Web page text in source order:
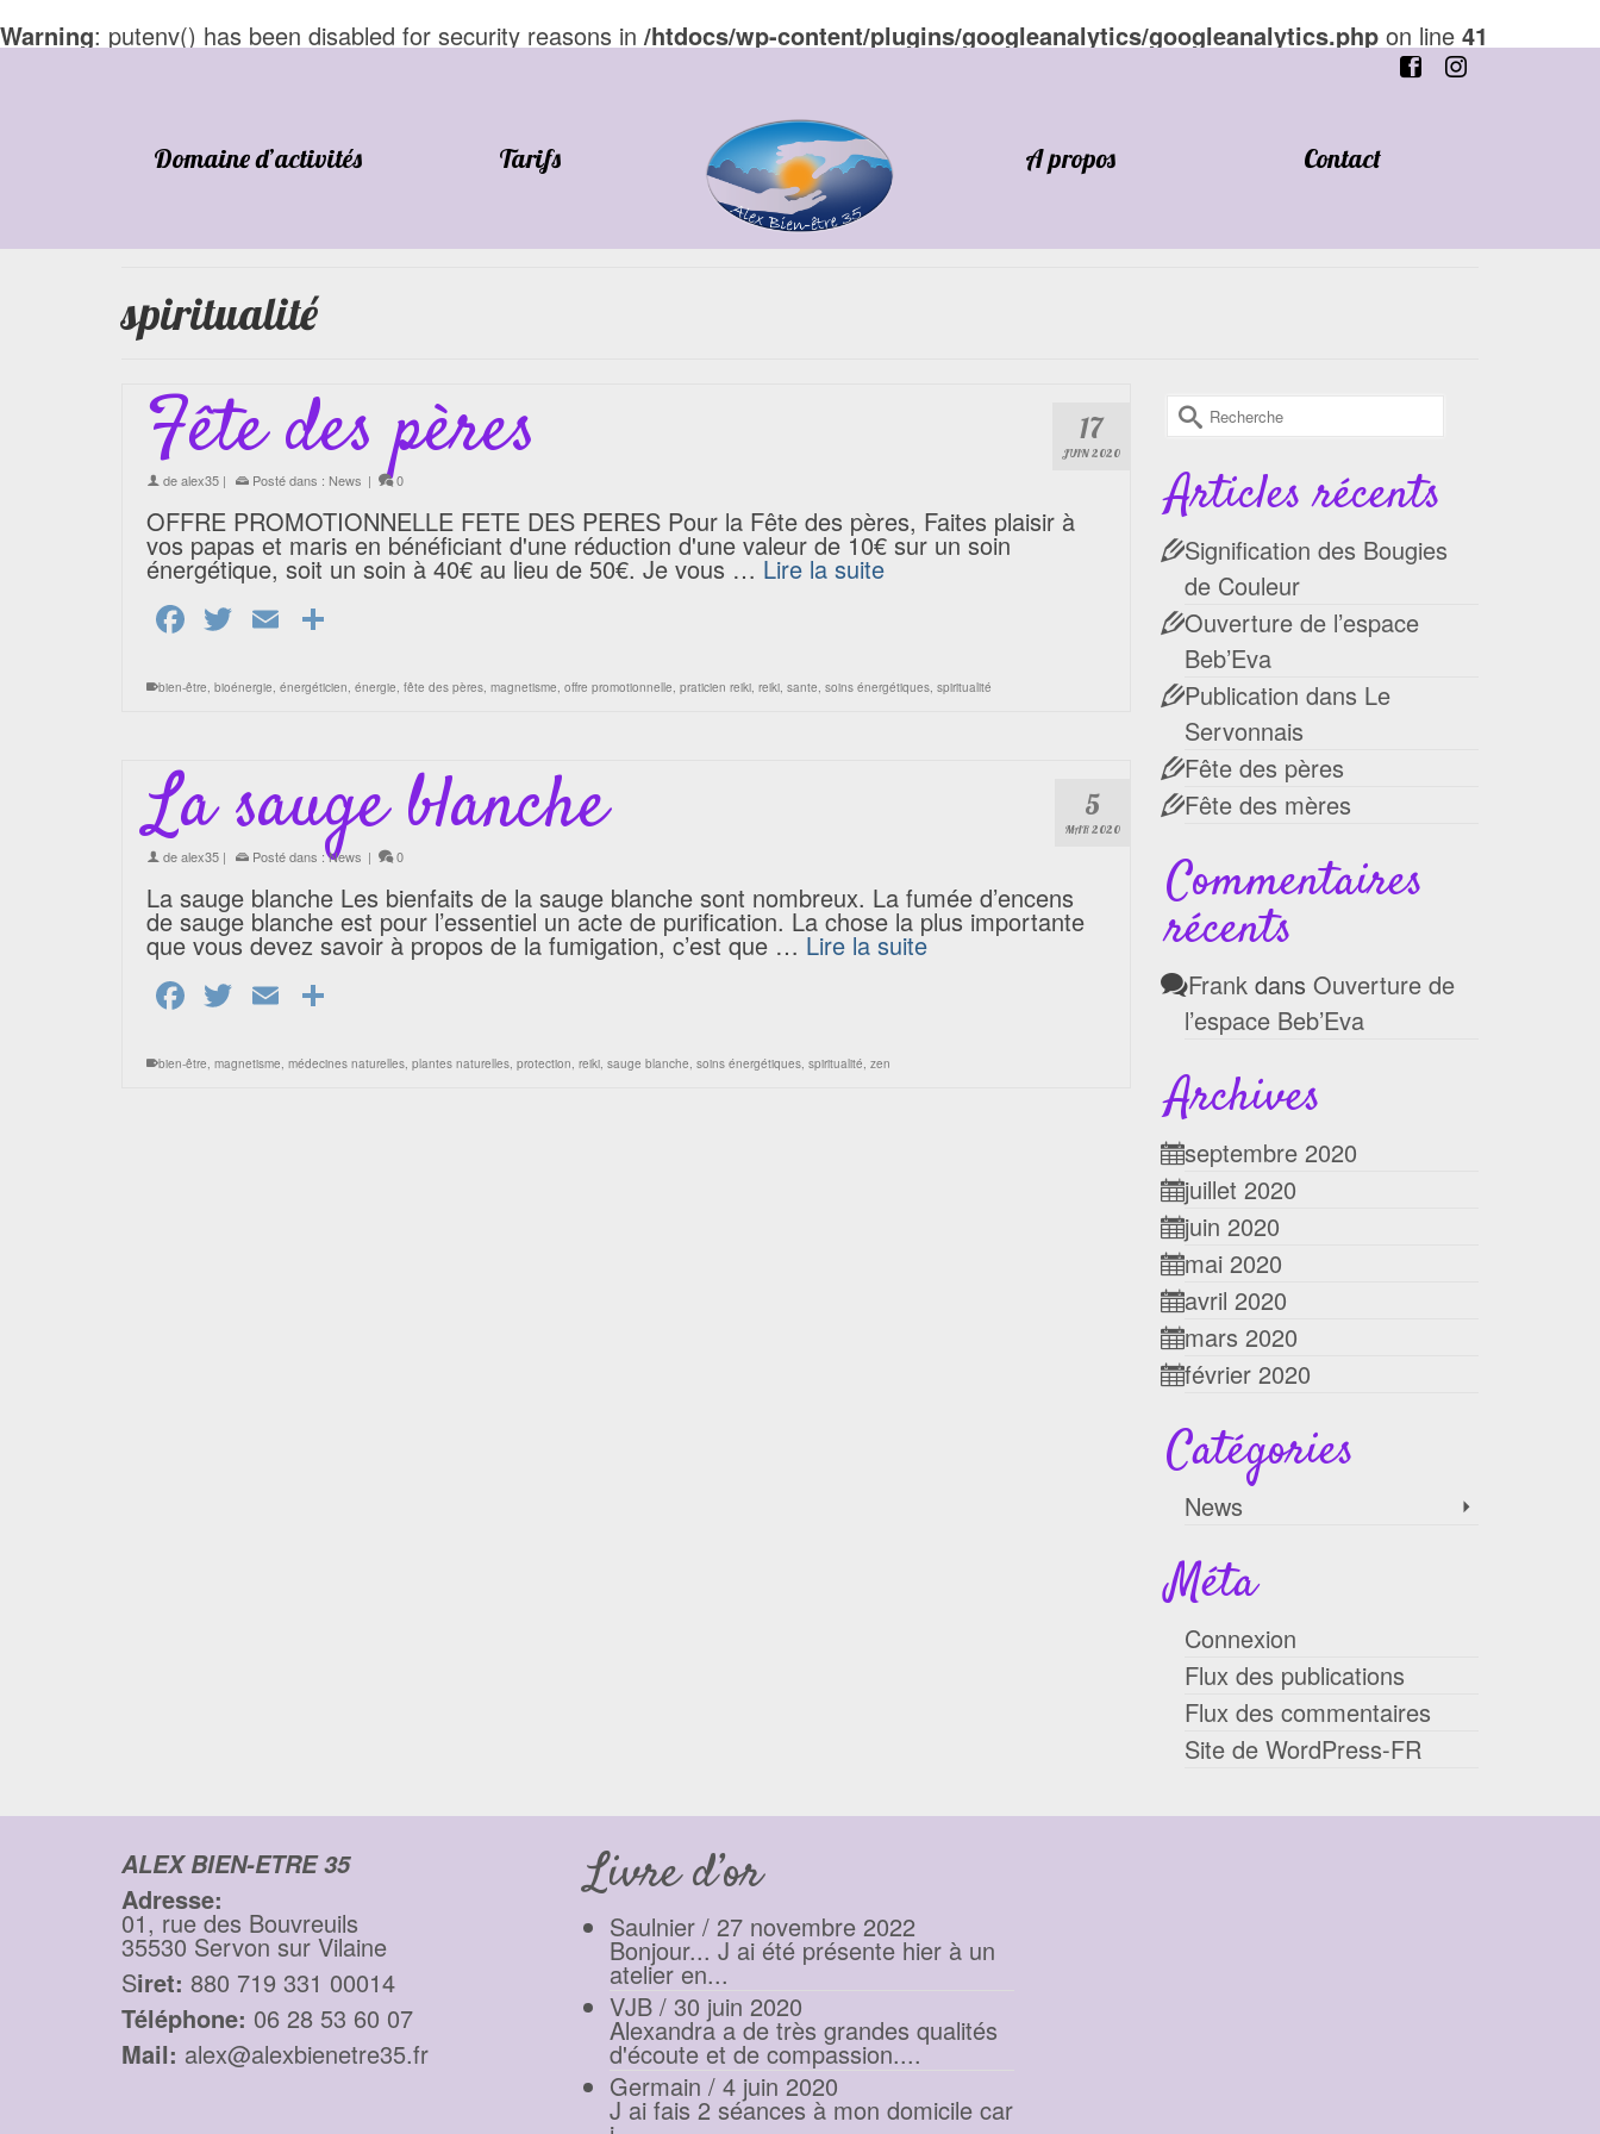
Warning: putenv() has been disabled for security reasons in /htdocs/wp-content/plugins/googleanalytics/googleanalytics.php on line 41
Domaine d’activités Tarifs A propos Contact
spiritualité
17
JUIN 2020
Fête des pères
dealex35 | Posté dans : News | 0
OFFRE PROMOTIONNELLE FETE DES PERES Pour la Fête des pères, Faites plaisir à
vos papas et maris en bénéficiant d'une réduction d'une valeur de 10€ sur un soin
énergétique, soit un soin à 40€ au lieu de 50€. Je vous … Lire la suite
Facebook
TwitterEmail
bien-être, bioénergie, énergéticien, énergie, fête des pères, magnetisme, offre promotionnelle, praticien reiki, reiki, sante, soins énergétiques, spiritualité
5
MAR 2020
La sauge blanche
dealex35 | Posté dans :News | 0
La sauge blanche Les bienfaits de la sauge blanche sont nombreux. La fumée d’encens
de sauge blanche est pour l’essentiel un acte de purification. La chose la plus importante
que vous devez savoir à propos de la fumigation, c’est que … Lire la suite
Facebook
TwitterEmail
bien-être, magnetisme, médecines naturelles, plantes naturelles, protection, reiki, sauge blanche, soins énergétiques, spiritualité, zen
Rechercher :
Articles récents
Signification des Bougies
de Couleur
Ouverture de l’espace
Beb’Eva
Publication dans Le
Servonnais
Fête des pères
Fête des mères
Commentaires
récents
Frankdans Ouverture de
l’espace Beb’Eva
Archives
septembre 2020
juillet 2020
juin 2020
mai 2020
avril 2020
mars 2020
février 2020
Catégories
News
Méta
Connexion
Flux des publications
Flux des commentaires
Site de WordPress-FR
ALEX BIEN-ETRE 35
Adresse:
01, rue des Bouvreuils
35530 Servon sur Vilaine
Siret: 880 719 331 00014
Téléphone: 06 28 53 60 07
Mail: alex@alexbienetre35.fr
Livre d’or
Saulnier / 27 novembre 2022
Bonjour... J ai été présente hier à un
atelier en...
VJB / 30 juin 2020
Alexandra a de très grandes qualités
d'écoute et de compassion....
Germain / 4 juin 2020
J ai fais 2 séances à mon domicile car